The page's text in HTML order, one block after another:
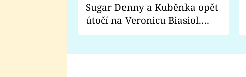
Sugar Denny a Kuběnka opět
útočí na Veronicu Biasiol.
Proč je podle nich falešná a